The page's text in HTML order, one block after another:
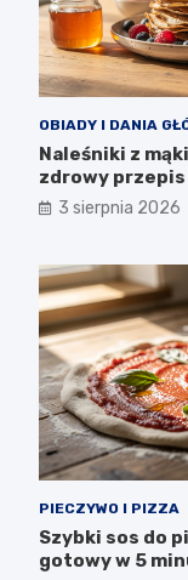
OBIADY I DANIA
Naleśniki z
zdrowy przepis
3 sierpnia 2026
PIECZYWO I PIZZA
Szybki sos do
gotowy w 5